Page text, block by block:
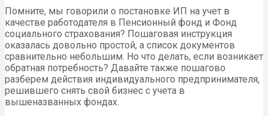
Помните, мы говорили о постановке ИП на учет в
качестве работодателя в Пенсионный фонд и Фонд
социального страхования? Пошаговая инструкция
оказалась довольно простой, а список документов
сравнительно небольшим. Но что делать, если возникает
обратная потребность? Давайте также пошагово
разберем действия индивидуального предпринимателя,
решившего снять свой бизнес с учета в
вышеназванных фондах.